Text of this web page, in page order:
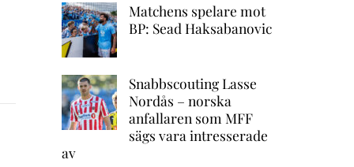
Matchens spelare mot
BP: Sead Haksabanovic
Snabbscouting Lasse
Nordås – norska
anfallaren som MFF
sägs vara intresserade
av